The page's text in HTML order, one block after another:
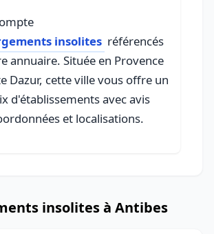
insolites référencés
annuaire. Située en Provence
Dazur, cette ville vous offre un
d'établissements avec avis
et localisations.
insolites à Antibes